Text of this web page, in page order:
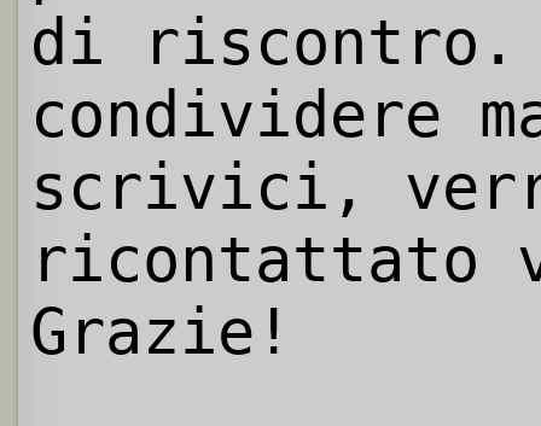
di riscontro.
condividere
scrivici,
ricontattato
Grazie!